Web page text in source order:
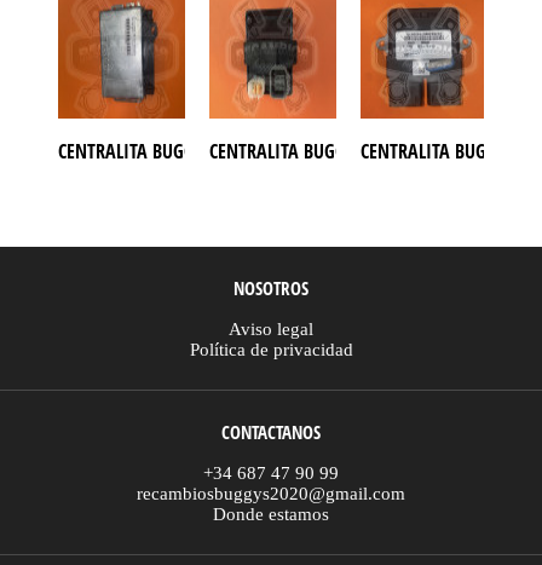
CENTRALITA BUGGY CAMEL 800CENTRALITA BUGGY CFMOTO 500
CENTRALITA BUGGY
NOSOTROS
Aviso legal
Política de privacidad
CONTACTANOS
+34 687 47 90 99
recambiosbuggys2020@gmail.com
Donde estamos